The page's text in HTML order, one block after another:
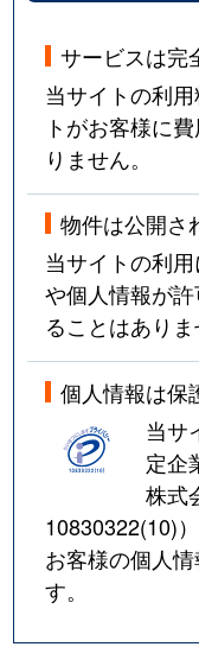
サービスは完
当サイトの利
トがお客様に
りません。
物件は公開さ
当サイトの利
や個人情報が
ることはありま
個人情報は保
当サ
定企
株式
10830322(10)
お客様の個人
す。